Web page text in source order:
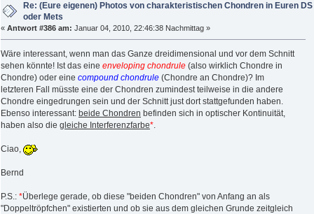
Re: (Eure eigenen) Photos von charakteristischen Chondren in Euren DS
oder Mets
« Antwort #386 am: Januar 04, 2010, 22:46:38 Nachmittag »
Wäre interessant, wenn man das Ganze dreidimensional und vor dem Schnitt
sehen könnte! Ist das eine enveloping chondrule (also wirklich Chondre in
Chondre) oder eine compound chondrule (Chondre an Chondre)? Im
letzteren Fall müsste eine der Chondren zumindest teilweise in die andere
Chondre eingedrungen sein und der Schnitt just dort stattgefunden haben.
Ebenso interessant: beide Chondren befinden sich in optischer Kontinuität,
haben also die gleiche Interferenzfarbe*.
Ciao,
Bernd
P.S.: *Überlege gerade, ob diese "beiden Chondren" von Anfang an als
"Doppeltröpfchen" existierten und ob sie aus dem gleichen Grunde zeitgleich